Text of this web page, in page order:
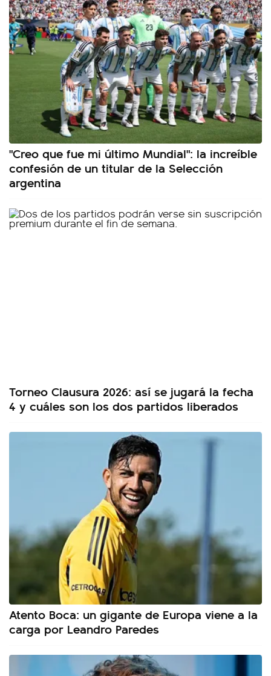
"Creo que fue mi último Mundial": la increíble
confesión de un titular de la Selección
argentina
Torneo Clausura 2026: así se jugará la fecha
4 y cuáles son los dos partidos liberados
Atento Boca: un gigante de Europa viene a la
carga por Leandro Paredes